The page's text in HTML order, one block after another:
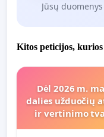
Jūsų
Kitos peticijos,
Dėl 2026 m.
dalies užduočių
ir vertinimo